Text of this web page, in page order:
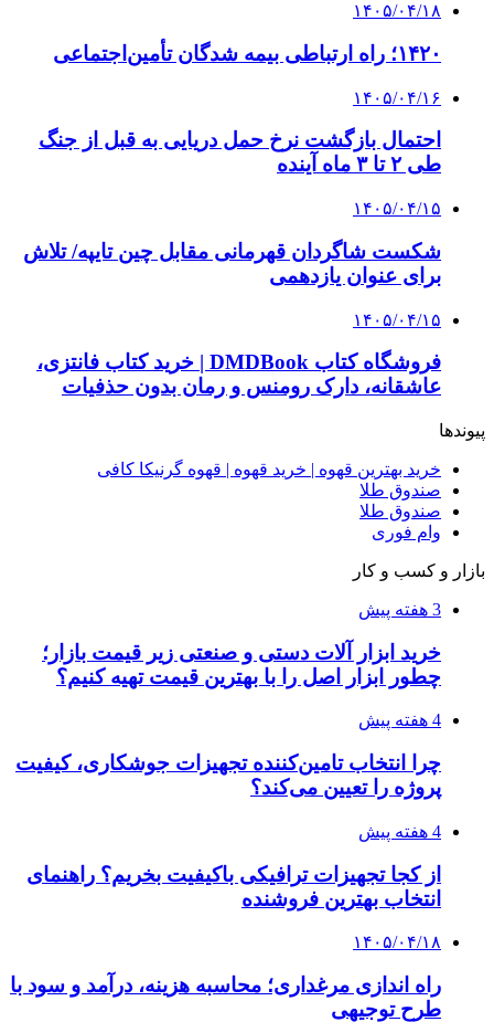
۱۴۰۵/۰۴/۱۸
۱۴۲۰؛ راه ارتباطی بیمه شدگان تأمین‌اجتماعی
۱۴۰۵/۰۴/۱۶
احتمال بازگشت نرخ حمل دریایی به قبل از جنگ
طی ۲ تا ۳ ماه آینده
۱۴۰۵/۰۴/۱۵
شکست شاگردان قهرمانی مقابل چین تایپه/ تلاش
برای عنوان یازدهمی
۱۴۰۵/۰۴/۱۵
فروشگاه کتاب DMDBook | خرید کتاب فانتزی،
عاشقانه، دارک رومنس و رمان بدون حذفیات
پیوندها
خرید بهترین قهوه | خرید قهوه | قهوه گرنیکا کافی
صندوق طلا
صندوق طلا
وام فوری
بازار و کسب و کار
3 هفته پیش
خرید ابزار آلات دستی و صنعتی زیر قیمت بازار؛
چطور ابزار اصل را با بهترین قیمت تهیه کنیم؟
4 هفته پیش
چرا انتخاب تامین‌کننده تجهیزات جوشکاری، کیفیت
پروژه را تعیین می‌کند؟
4 هفته پیش
از کجا تجهیزات ترافیکی باکیفیت بخریم؟ راهنمای
انتخاب بهترین فروشنده
۱۴۰۵/۰۴/۱۸
راه اندازی مرغداری؛ محاسبه هزینه، درآمد و سود با
طرح توجیهی